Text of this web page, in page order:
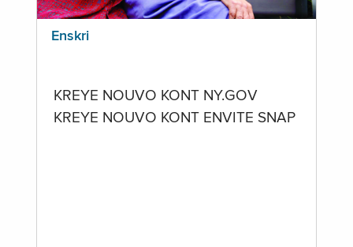
Enskri
KREYE NOUVO KONT NY.GOV
KREYE NOUVO KONT ENVITE SNAP